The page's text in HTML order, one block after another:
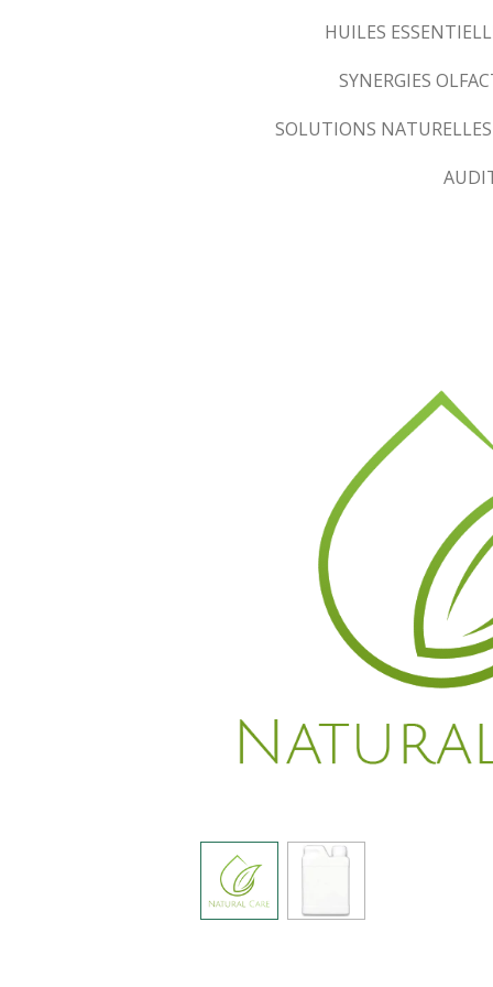
HUILES
SYNERGIES
SOLUTIONS